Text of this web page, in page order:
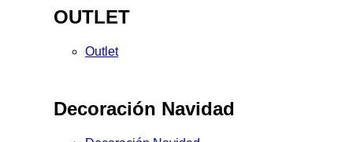
OUTLET
Outlet
Decoración Navidad